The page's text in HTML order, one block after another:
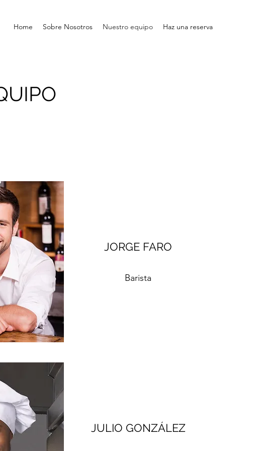
Home Sobre Nosotros Nuestro equipo Haz una reserva
JORGE FARO
Barista
JULIO GONZÁLEZ